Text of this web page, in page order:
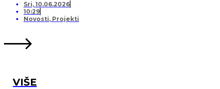
Sri, 10.06.2026
10:29
Novosti, Projekti
VIŠE